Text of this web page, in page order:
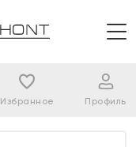
Избранное Профиль